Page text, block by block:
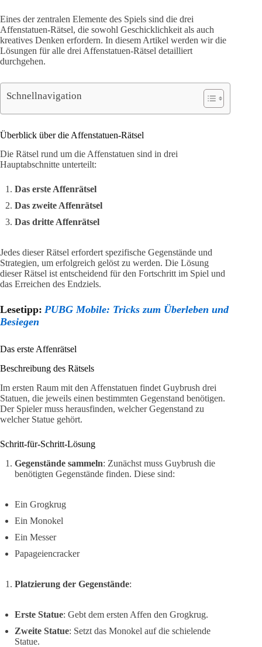
Eines der zentralen Elemente des Spiels sind die drei
Affenstatuen-Rätsel, die sowohl Geschicklichkeit als auch
kreatives Denken erfordern. In diesem Artikel werden wir die
Lösungen für alle drei Affenstatuen-Rätsel detailliert
durchgehen.
Schnellnavigation
Überblick über die Affenstatuen-Rätsel
Die Rätsel rund um die Affenstatuen sind in drei
Hauptabschnitte unterteilt:
Das erste Affenrätsel
Das zweite Affenrätsel
Das dritte Affenrätsel
Jedes dieser Rätsel erfordert spezifische Gegenstände und
Strategien, um erfolgreich gelöst zu werden. Die Lösung
dieser Rätsel ist entscheidend für den Fortschritt im Spiel und
das Erreichen des Endziels.
Lesetipp: PUBG Mobile: Tricks zum Überleben und
Besiegen
Das erste Affenrätsel
Beschreibung des Rätsels
Im ersten Raum mit den Affenstatuen findet Guybrush drei
Statuen, die jeweils einen bestimmten Gegenstand benötigen.
Der Spieler muss herausfinden, welcher Gegenstand zu
welcher Statue gehört.
Schritt-für-Schritt-Lösung
Gegenstände sammeln: Zunächst muss Guybrush die
benötigten Gegenstände finden. Diese sind:
Ein Grogkrug
Ein Monokel
Ein Messer
Papageiencracker
Platzierung der Gegenstände:
Erste Statue: Gebt dem ersten Affen den Grogkrug.
Zweite Statue: Setzt das Monokel auf die schielende
Statue.